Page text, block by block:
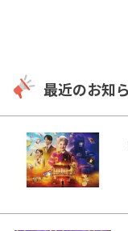
最近のお知